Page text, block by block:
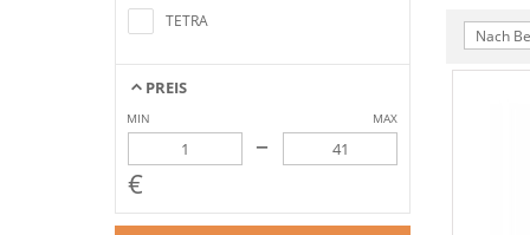
Suchkriterien übereinstimmen
TETRA
PREIS
MIN MAX
–
€
Nach